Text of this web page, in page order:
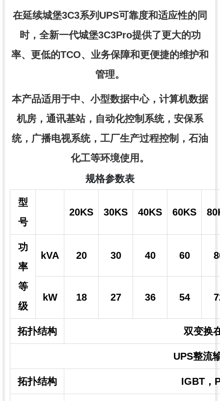
在延续城堡3C3系列UPS可靠度和适应性的同
时，全新一代城堡3C3Pro提供了更大的功
率、更低的TCO、业务保障和更便捷的维护和
管理。
本产品适用于中、小型数据中心，计算机数据
机房，通讯基站，自动化控制系统，安保系
统，广播电视系统，工厂生产过程控制，石油
化工等环境使用。
规格参数表
型
号
20KS 30KS 40KS 60KS
功
率
等
级
kVA 20 30 40 60
kW 18 27 36 54
拓扑结构 双变换
UPS整流
拓扑结构 IGBT，